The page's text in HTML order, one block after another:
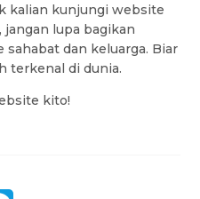
kalian kunjungi website
jangan lupa bagikan
dan keluarga. Biar
terkenal di dunia.
kito!